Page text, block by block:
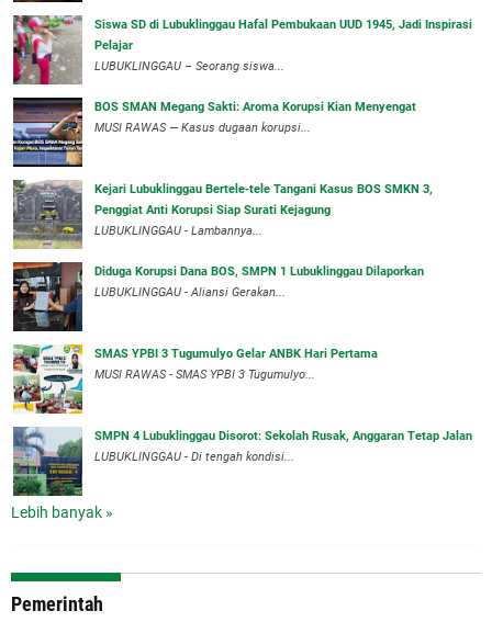
Siswa SD di Lubuklinggau Hafal Pembukaan UUD 1945, Jadi Inspirasi
Pelajar
LUBUKLINGGAU – Seorang siswa...
BOS SMAN Megang Sakti: Aroma Korupsi Kian Menyengat
MUSI RAWAS — Kasus dugaan korupsi...
Kejari Lubuklinggau Bertele-tele Tangani Kasus BOS SMKN 3,
Penggiat Anti Korupsi Siap Surati Kejagung
LUBUKLINGGAU - Lambannya...
Diduga Korupsi Dana BOS, SMPN 1 Lubuklinggau Dilaporkan
LUBUKLINGGAU - Aliansi Gerakan...
SMAS YPBI 3 Tugumulyo Gelar ANBK Hari Pertama
MUSI RAWAS - SMAS YPBI 3 Tugumulyo...
SMPN 4 Lubuklinggau Disorot: Sekolah Rusak, Anggaran Tetap Jalan
LUBUKLINGGAU - Di tengah kondisi...
Lebih banyak »
Pemerintah